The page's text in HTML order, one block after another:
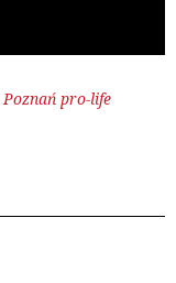
Poznań pro-life